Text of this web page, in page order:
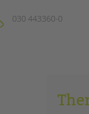
schließen
030 443360-0
Suchen